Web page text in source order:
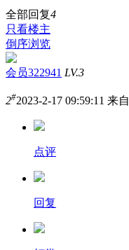
全部回复4
只看楼主
倒序浏览
会员322941 LV.3
2#2023-2-17 09:59:11 来自
点评
回复